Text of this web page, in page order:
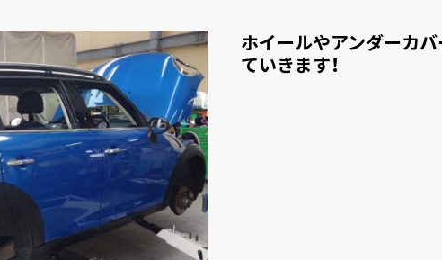
ホイールやアンダーカ
ていきます！